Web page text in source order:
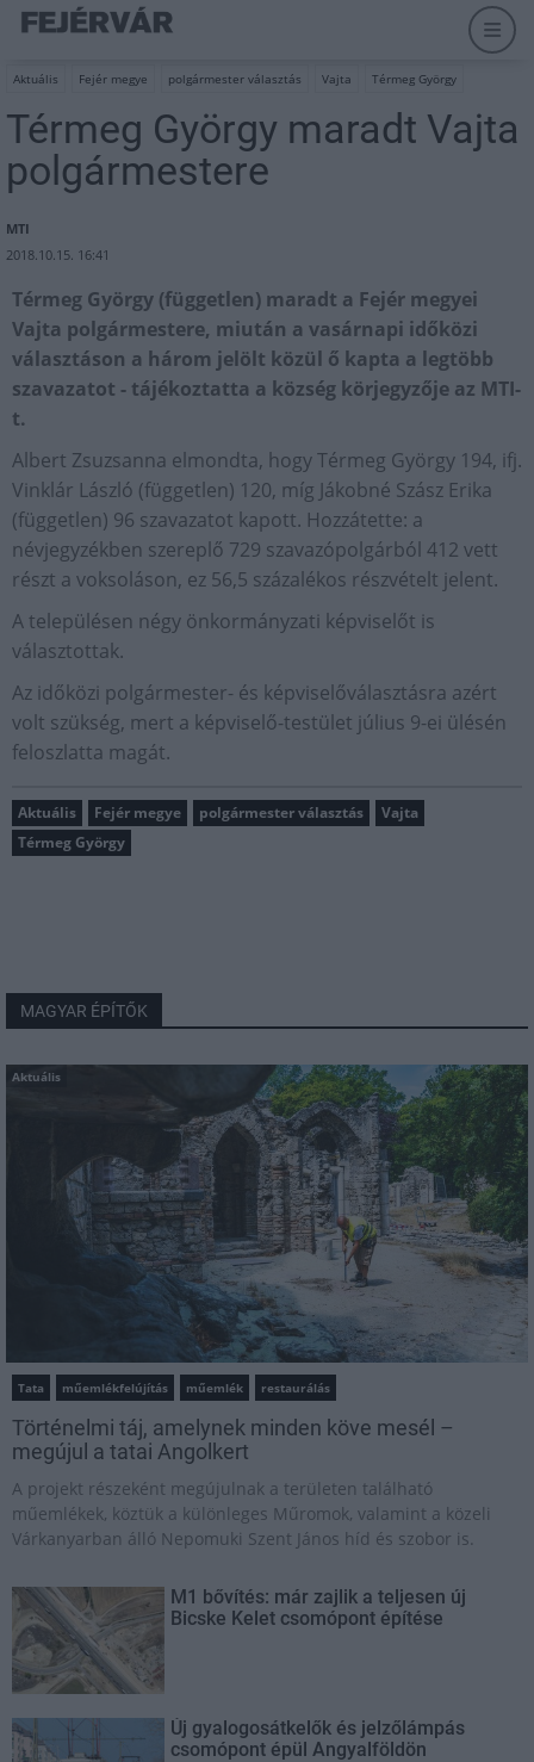
Aktuális Fejér megye polgármester választás Vajta Térmeg György
Térmeg György maradt Vajta
polgármestere
MTI
2018.10.15. 16:41
Térmeg György (független) maradt a Fejér megyei
Vajta polgármestere, miután a vasárnapi időközi
választáson a három jelölt közül ő kapta a legtöbb
szavazatot - tájékoztatta a község körjegyzője az MTI-
t.
Albert Zsuzsanna elmondta, hogy Térmeg György 194, ifj.
Vinklár László (független) 120, míg Jákobné Szász Erika
(független) 96 szavazatot kapott. Hozzátette: a
névjegyzékben szereplő 729 szavazópolgárból 412 vett
részt a voksoláson, ez 56,5 százalékos részvételt jelent.
A településen négy önkormányzati képviselőt is
választottak.
Az időközi polgármester- és képviselőválasztásra azért
volt szükség, mert a képviselő-testület július 9-ei ülésén
feloszlatta magát.
Aktuális Fejér megye polgármester választás
Vajta
Térmeg György
MAGYAR ÉPÍTŐK
Aktuális
Tata műemlékfelújítás műemlék restaurálás
Történelmi táj, amelynek minden köve mesél –
megújul a tatai Angolkert
A projekt részeként megújulnak a területen található
műemlékek, köztük a különleges Műromok, valamint a közeli
Várkanyarban álló Nepomuki Szent János híd és szobor is.
M1 bővítés: már zajlik a teljesen új
Bicske Kelet csomópont építése
Új gyalogosátkelők és jelzőlámpás
csomópont épül Angyalföldön